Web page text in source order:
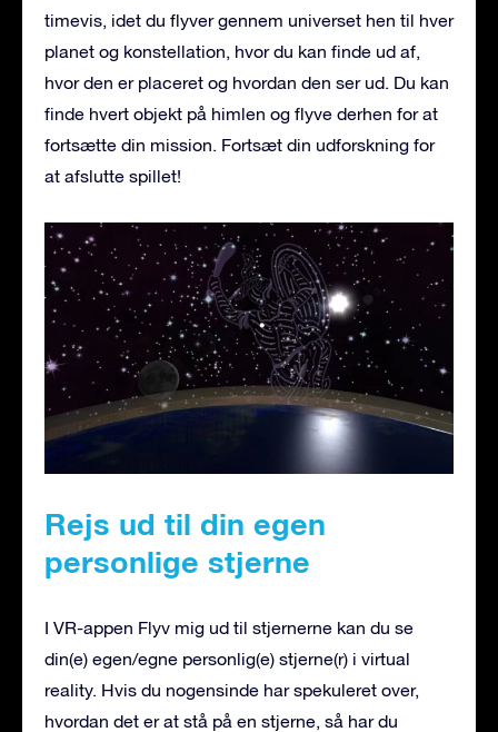
timevis, idet du flyver gennem universet hen til hver
planet og konstellation, hvor du kan finde ud af,
hvor den er placeret og hvordan den ser ud. Du kan
finde hvert objekt på himlen og flyve derhen for at
fortsætte din mission. Fortsæt din udforskning for
at afslutte spillet!
Rejs ud til din egen
personlige stjerne
I VR-appen Flyv mig ud til stjernerne kan du se
din(e) egen/egne personlig(e) stjerne(r) i virtual
reality. Hvis du nogensinde har spekuleret over,
hvordan det er at stå på en stjerne, så har du